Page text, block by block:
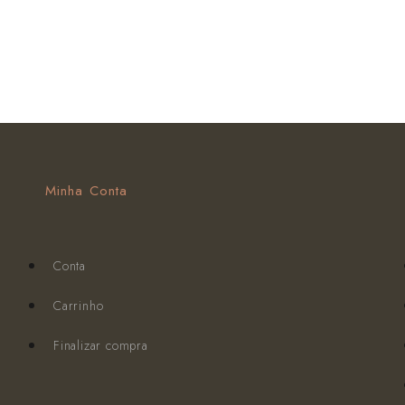
Minha Conta
Conta
Carrinho
Finalizar compra